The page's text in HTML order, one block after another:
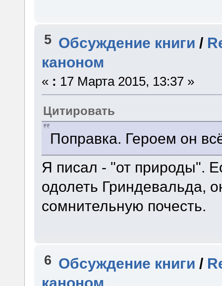
5 Обсуждение книги /
каноном
« : 17 Марта 2015, 13:37 »
Цитировать
Поправка. Героем он
Я писал - "от природы".
одолеть Гриндевальда,
сомнительную почесть.
6 Обсуждение книги /
каноном